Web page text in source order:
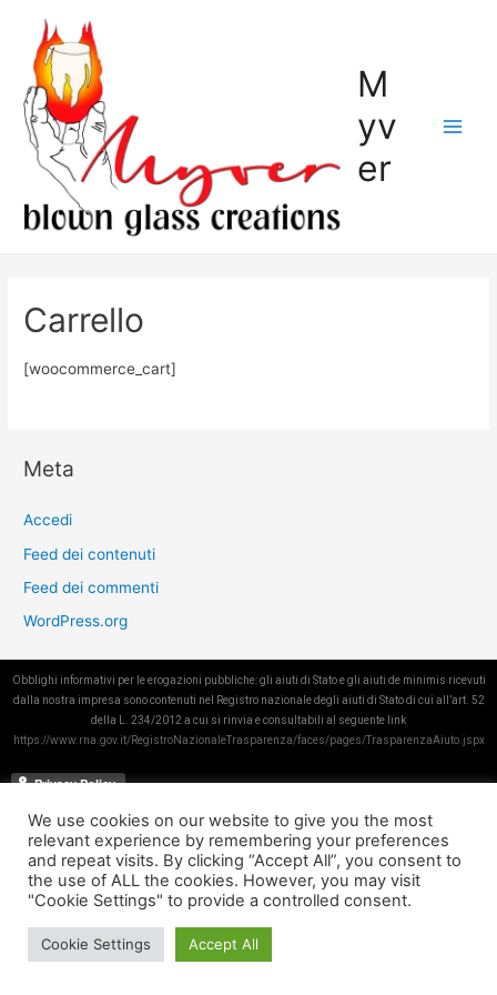
M
yv
er
Carrello
[woocommerce_cart]
Meta
Accedi
Feed dei contenuti
Feed dei commenti
WordPress.org
Obblighi informativi per le erogazioni pubbliche: gli aiuti di Stato e gli aiuti de minimis ricevuti
dalla nostra impresa sono contenuti nel Registro nazionale degli aiuti di Stato di cui all’art. 52
della L. 234/2012 a cui si rinvia e consultabili al seguente link
https://www.rna.gov.it/RegistroNazionaleTrasparenza/faces/pages/TrasparenzaAiuto.jspx
We use cookies on our website to give you the most
relevant experience by remembering your preferences
and repeat visits. By clicking “Accept All”, you consent to
the use of ALL the cookies. However, you may visit
"Cookie Settings" to provide a controlled consent.
Cookie Settings Accept All